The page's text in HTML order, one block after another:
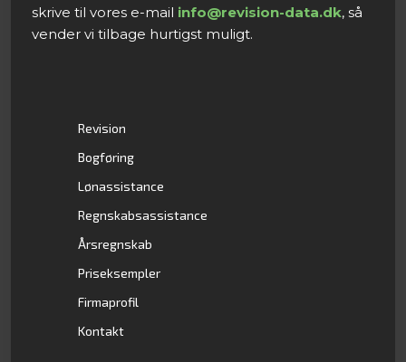
skrive til vores e-mail info@revision-data.dk, så
vender vi tilbage hurtigst muligt.​
Revision
Bogføring
Lønassistance
Regnskabsassistance
Årsregnskab
Priseksempler
Firmaprofil
Kontakt